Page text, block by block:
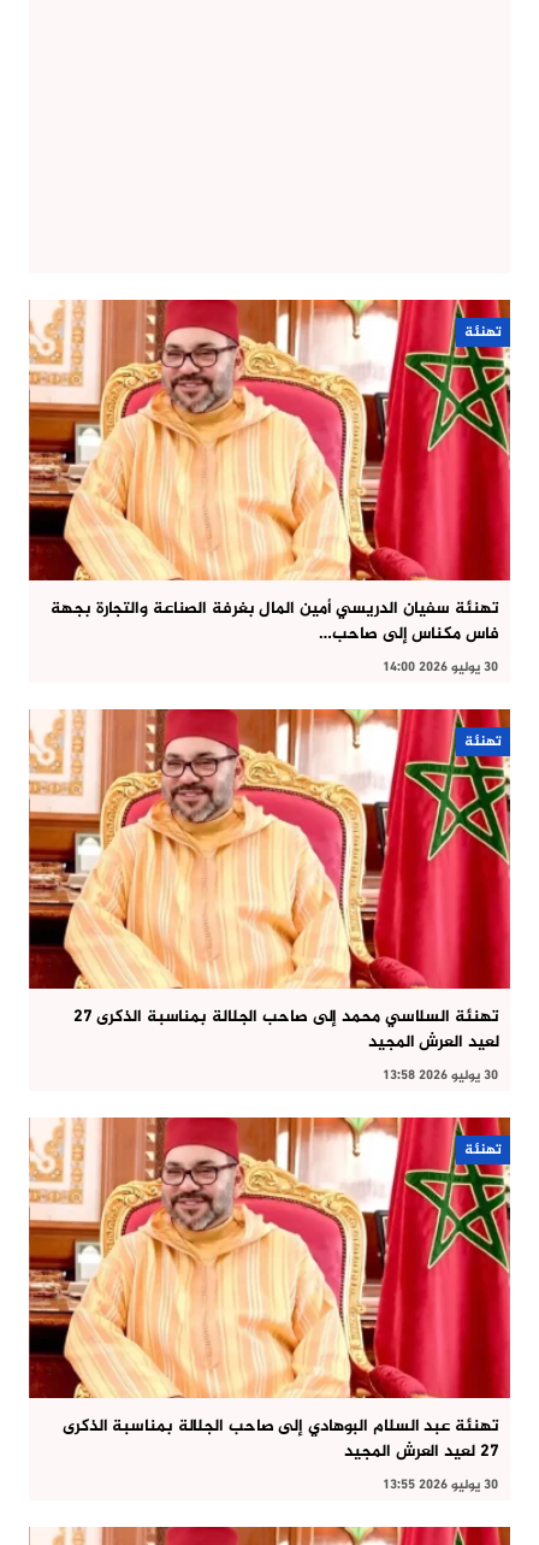
تهنئة
تهنئة سفيان الدريسي أمين المال بغرفة الصناعة والتجارة بجهة
فاس مكناس إلى صاحب…
30 يوليو 2026 14:00
تهنئة
تهنئة السلاسي محمد إلى صاحب الجلالة بمناسبة الذكرى 27
لعيد العرش المجيد
30 يوليو 2026 13:58
تهنئة
تهنئة عبد السلام البوهادي إلى صاحب الجلالة بمناسبة الذكرى
27 لعيد العرش المجيد
30 يوليو 2026 13:55